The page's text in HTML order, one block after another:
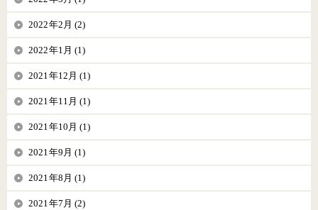
2022年2月 (2)
2022年1月 (1)
2021年12月 (1)
2021年11月 (1)
2021年10月 (1)
2021年9月 (1)
2021年8月 (1)
2021年7月 (2)